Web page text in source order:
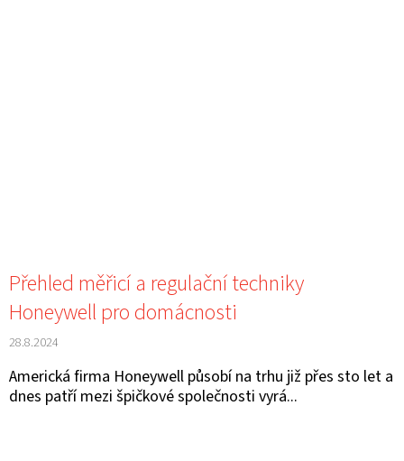
Přehled měřicí a regulační techniky
Honeywell pro domácnosti
28.8.2024
Americká firma Honeywell působí na trhu již přes sto let a
dnes patří mezi špičkové společnosti vyrá...